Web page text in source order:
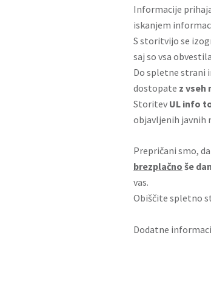
Informacije
iskanjem
S storitvijo se
saj so vsa obvestila
Do spletne strani
dostopate z vseh
Storitev UL info
objavljenih javnih
Prepričani smo,
brezplačno še
vas.
Obiščite spletno
Dodatne